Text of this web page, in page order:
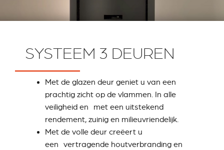
SYSTEEM 3 DEUREN
Met de glazen deur geniet u van een
prachtig zicht op de vlammen. In alle
veiligheid en met een uitstekend
rendement, zuinig en milieuvriendelijk.
Met de volle deur creëert u
een vertragende houtverbranding en